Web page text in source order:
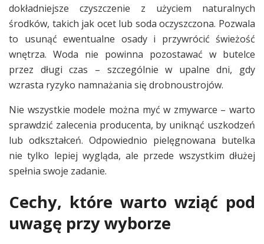
dokładniejsze czyszczenie z użyciem naturalnych
środków, takich jak ocet lub soda oczyszczona. Pozwala
to usunąć ewentualne osady i przywrócić świeżość
wnętrza. Woda nie powinna pozostawać w butelce
przez długi czas – szczególnie w upalne dni, gdy
wzrasta ryzyko namnażania się drobnoustrojów.
Nie wszystkie modele można myć w zmywarce – warto
sprawdzić zalecenia producenta, by uniknąć uszkodzeń
lub odkształceń. Odpowiednio pielęgnowana butelka
nie tylko lepiej wygląda, ale przede wszystkim dłużej
spełnia swoje zadanie.
Cechy, które warto wziąć pod
uwagę przy wyborze